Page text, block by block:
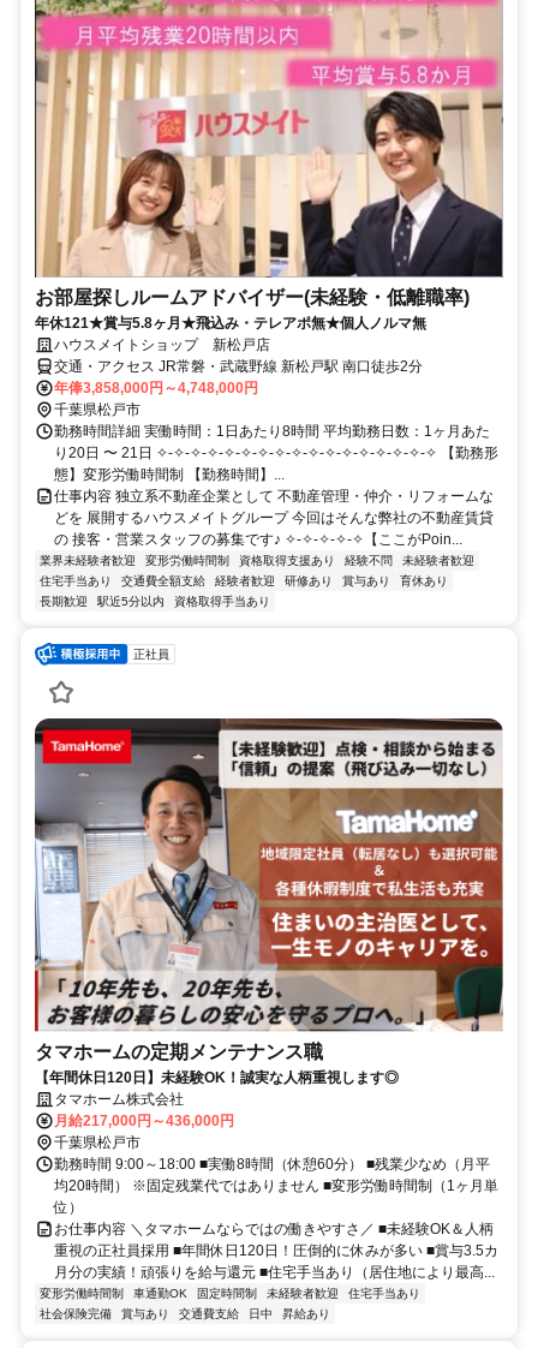
お部屋探しルームアドバイザー(未経験・低離職率)
年休121★賞与5.8ヶ月★飛込み・テレアポ無★個人ノルマ無
ハウスメイトショップ 新松戸店
交通・アクセス JR常磐・武蔵野線 新松戸駅 南口徒歩2分
年俸3,858,000円～4,748,000円
千葉県松戸市
勤務時間詳細 実働時間：1日あたり8時間 平均勤務日数：1ヶ月あた
り20日 〜 21日 ✧-✧-✧-✧-✧-✧-✧-✧-✧-✧-✧-✧-✧-✧-✧-✧-✧ 【勤務形
態】変形労働時間制 【勤務時間】...
仕事内容 独立系不動産企業として 不動産管理・仲介・リフォームな
どを 展開するハウスメイトグループ 今回はそんな弊社の不動産賃貸
の 接客・営業スタッフの募集です♪ ✧-✧-✧-✧-✧【ここがPoin...
業界未経験者歓迎 変形労働時間制 資格取得支援あり 経験不問
未経験者歓迎
住宅手当あり
交通費全額支給 経験者歓迎 研修あり 賞与あり
育休あり
長期歓迎
駅近5分以内 資格取得手当あり
正社員
タマホームの定期メンテナンス職
【年間休日120日】未経験OK！誠実な人柄重視します◎
タマホーム株式会社
月給217,000円～436,000円
千葉県松戸市
勤務時間 9:00～18:00 ■実働8時間（休憩60分） ■残業少なめ（月平
均20時間） ※固定残業代ではありません ■変形労働時間制（1ヶ月単
位）
お仕事内容 ＼タマホームならではの働きやすさ／ ■未経験OK＆人柄
重視の正社員採用 ■年間休日120日！圧倒的に休みが多い ■賞与3.5カ
月分の実績！頑張りを給与還元 ■住宅手当あり（居住地により最高...
変形労働時間制 車通勤OK 固定時間制 未経験者歓迎
住宅手当あり
社会保険完備
賞与あり 交通費支給 日中 昇給あり